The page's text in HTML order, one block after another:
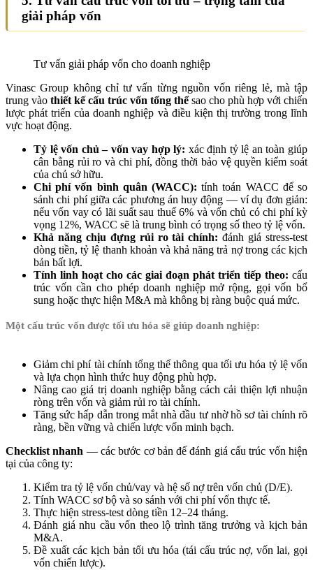
giải pháp vốn
Tư vấn giải pháp vốn cho doanh nghiệp
Vinasc Group không chỉ tư vấn từng nguồn vốn riêng lẻ, mà tập
trung vào thiết kế cấu trúc vốn tổng thểsao cho phù hợp với chiến
lược phát triển của doanh nghiệp và điều kiện thị trường trong lĩnh
vực hoạt động.
Tỷ lệ vốn chủ – vốn vay hợp lý: xác định tỷ lệ an toàn giúp
cân bằng rủi ro và chi phí, đồng thời bảo vệ quyền kiểm soát
của chủ sở hữu.
Chi phí vốn bình quân (WACC): tính toán WACC để so
sánh chi phí giữa các phương án huy động — ví dụ đơn giản:
nếu vốn vay có lãi suất sau thuế 6% và vốn chủ có chi phí kỳ
vọng 12%, WACC sẽ là trung bình có trọng số theo tỷ lệ vốn.
Khả năng chịu đựng rủi ro tài chính: đánh giá stress-test
dòng tiền, tỷ lệ thanh khoản và khả năng trả nợ trong các kịch
bản bất lợi.
Tính linh hoạt cho các giai đoạn phát triển tiếp theo: cấu
trúc vốn cần cho phép doanh nghiệp mở rộng, gọi vốn bổ
sung hoặc thực hiện M&A mà không bị ràng buộc quá mức.
Một cấu trúc vốn được tối ưu hóa sẽ giúp doanh nghiệp:
Giảm chi phí tài chính tổng thể thông qua tối ưu hóa tỷ lệ vốn
và lựa chọn hình thức huy động phù hợp.
Nâng cao giá trị doanh nghiệp bằng cách cải thiện lợi nhuận
ròng trên vốn và giảm rủi ro tài chính.
Tăng sức hấp dẫn trong mắt nhà đầu tư nhờ hồ sơ tài chính rõ
ràng, bền vững và chiến lược vốn minh bạch.
Checklist nhanh — các bước cơ bản để đánh giá cấu trúc vốn hiện
tại của công ty:
Kiểm tra tỷ lệ vốn chủ/vay và hệ số nợ trên vốn chủ (D/E).
Tính WACC sơ bộ và so sánh với chi phí vốn thực tế.
Thực hiện stress-test dòng tiền 12–24 tháng.
Đánh giá nhu cầu vốn theo lộ trình tăng trưởng và kịch bản
M&A.
Đề xuất các kịch bản tối ưu hóa (tái cấu trúc nợ, vốn lai, gọi
vốn chiến lược).